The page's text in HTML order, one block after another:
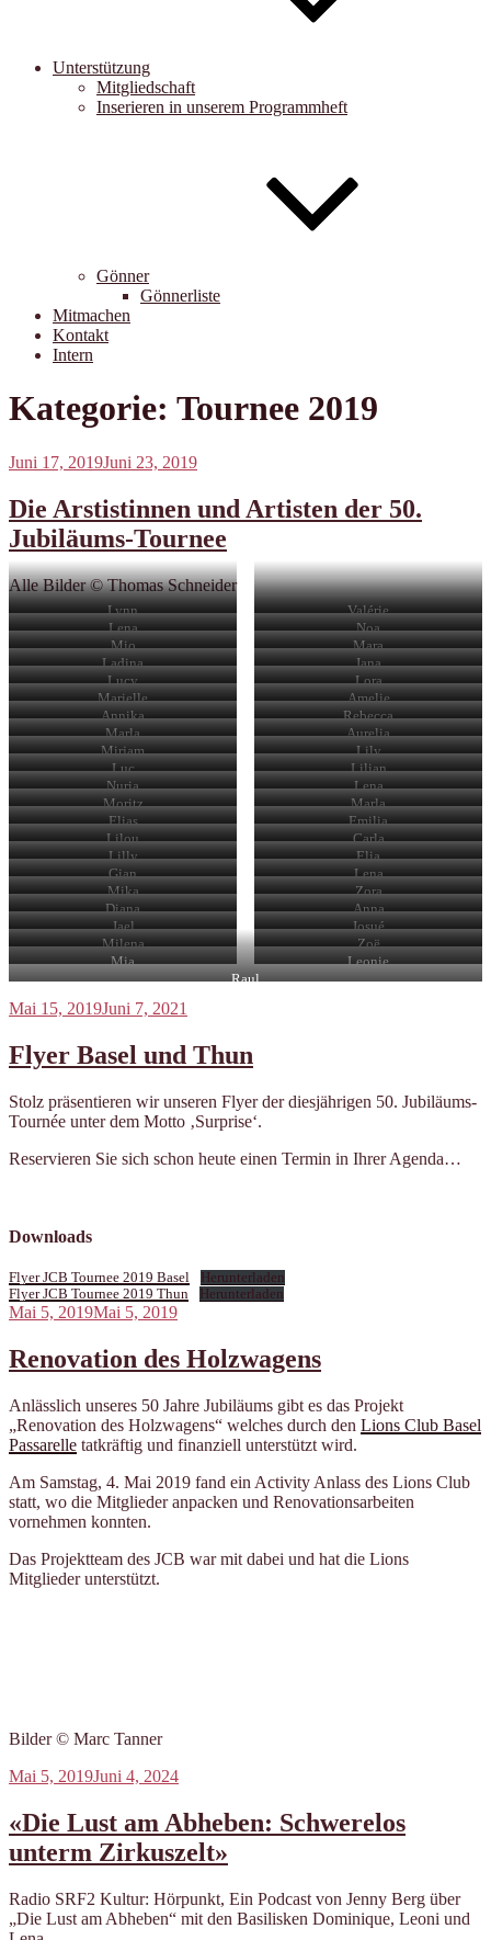
Unterstützung
Mitgliedschaft
Inserieren in unserem Programmheft
Gönner
Gönnerliste
Mitmachen
Kontakt
Intern
Kategorie: Tournee 2019
Veröffentlicht
Juni 17, 2019Juni 23, 2019
Die Arstistinnen und Artisten der 50.
Jubiläums-Tournee
Alle Bilder © Thomas Schneider
Lynn
Valérie
Lena
Noa
Mio
Mara
Ladina
Jana
Lucy
Lora
Marielle
Amelie
Annika
Rebecca
Marla
Aurelia
Mirjam
Lily
Luc
Lilian
Nuria
Lena
Moritz
Marla
Elias
Emilia
Lilou
Carla
Lilly
Elia
Gian
Lena
Mika
Zora
Diana
Anna
Jael
Josué
Milena
Zoë
Mia
Leonie
Raul
Veröffentlicht
Mai 15, 2019Juni 7, 2021
Flyer Basel und Thun
Stolz präsentieren wir unseren Flyer der diesjährigen 50. Jubiläums-
Tournée unter dem Motto ‚Surprise‘.
Reservieren Sie sich schon heute einen Termin in Ihrer Agenda…
Downloads
Flyer JCB Tournee 2019 Basel
Herunterladen
Flyer JCB Tournee 2019 Thun
Herunterladen
Veröffentlicht
Mai 5, 2019Mai 5, 2019
Renovation des Holzwagens
Anlässlich unseres 50 Jahre Jubiläums gibt es das Projekt
„Renovation des Holzwagens“ welches durch den Lions Club Basel
Passarelle tatkräftig und finanziell unterstützt wird.
Am Samstag, 4. Mai 2019 fand ein Activity Anlass des Lions Club
statt, wo die Mitglieder anpacken und Renovationsarbeiten
vornehmen konnten.
Das Projektteam des JCB war mit dabei und hat die Lions
Mitglieder unterstützt.
Bilder © Marc Tanner
Veröffentlicht
Mai 5, 2019Juni 4, 2024
«Die Lust am Abheben: Schwerelos
unterm Zirkuszelt»
Radio SRF2 Kultur: Hörpunkt, Ein Podcast von Jenny Berg über
„Die Lust am Abheben“ mit den Basilisken Dominique, Leoni und